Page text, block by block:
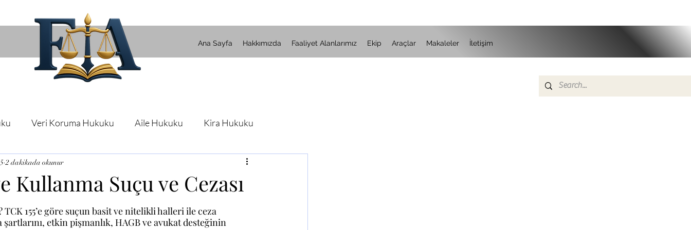
Ana Sayfa Hakkımızda Faaliyet Alanlarımız Ekip Araçlar Makaleler İletişim
Veri Koruma Hukuku Aile Hukuku Kira Hukuku
Tüketici Hukuku
Kullanma Suçu ve Cezası
2 dakikada okunur
155’e göre suçun basit ve nitelikli halleri ile ceza
şartlarını, etkin pişmanlık, HAGB ve avukat desteğinin